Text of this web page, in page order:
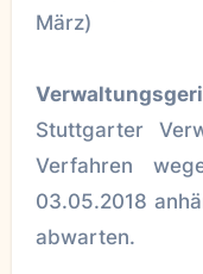
März)
Stuttgarter
Verfahren
03.05.2018
abwarten.